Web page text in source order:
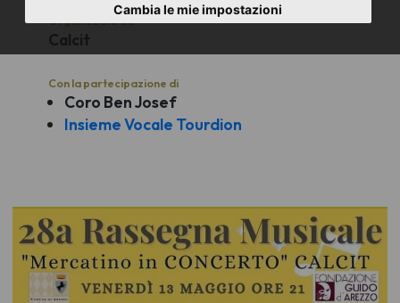
Cambia le mie impostazioni
Organizzato da
Calcit
Con la partecipazione di
Coro Ben Josef
Insieme Vocale Tourdion